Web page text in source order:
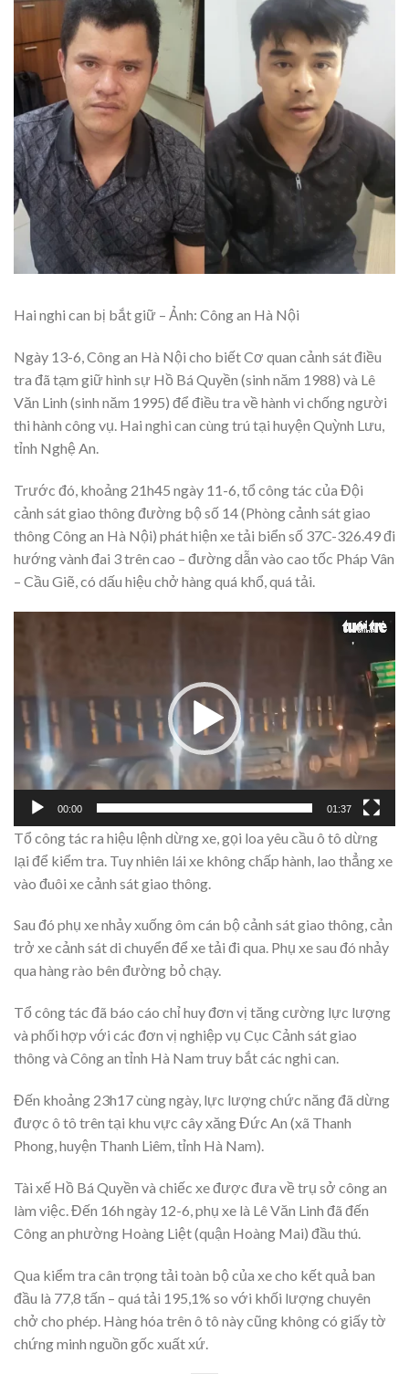
Hai nghi can bị bắt giữ – Ảnh: Công an Hà Nội
Ngày 13-6, Công an Hà Nội cho biết Cơ quan cảnh sát điều
tra đã tạm giữ hình sự Hồ Bá Quyền (sinh năm 1988) và Lê
Văn Linh (sinh năm 1995) để điều tra về hành vi chống người
thi hành công vụ. Hai nghi can cùng trú tại huyện Quỳnh Lưu,
tỉnh Nghệ An.
Trước đó, khoảng 21h45 ngày 11-6, tổ công tác của Đội
cảnh sát giao thông đường bộ số 14 (Phòng cảnh sát giao
thông Công an Hà Nội) phát hiện xe tải biển số 37C-326.49 đi
hướng vành đai 3 trên cao – đường dẫn vào cao tốc Pháp Vân
– Cầu Giẽ, có dấu hiệu chở hàng quá khổ, quá tải.
00:00 01:37
Tổ công tác ra hiệu lệnh dừng xe, gọi loa yêu cầu ô tô dừng
lại để kiểm tra. Tuy nhiên lái xe không chấp hành, lao thẳng xe
vào đuôi xe cảnh sát giao thông.
Sau đó phụ xe nhảy xuống ôm cán bộ cảnh sát giao thông, cản
trở xe cảnh sát di chuyển để xe tải đi qua. Phụ xe sau đó nhảy
qua hàng rào bên đường bỏ chạy.
Tổ công tác đã báo cáo chỉ huy đơn vị tăng cường lực lượng
và phối hợp với các đơn vị nghiệp vụ Cục Cảnh sát giao
thông và Công an tỉnh Hà Nam truy bắt các nghi can.
Đến khoảng 23h17 cùng ngày, lực lượng chức năng đã dừng
được ô tô trên tại khu vực cây xăng Đức An (xã Thanh
Phong, huyện Thanh Liêm, tỉnh Hà Nam).
Tài xế Hồ Bá Quyền và chiếc xe được đưa về trụ sở công an
làm việc. Đến 16h ngày 12-6, phụ xe là Lê Văn Linh đã đến
Công an phường Hoàng Liệt (quận Hoàng Mai) đầu thú.
Qua kiểm tra cân trọng tải toàn bộ của xe cho kết quả ban
đầu là 77,8 tấn – quá tải 195,1% so với khối lượng chuyên
chở cho phép. Hàng hóa trên ô tô này cũng không có giấy tờ
chứng minh nguồn gốc xuất xứ.